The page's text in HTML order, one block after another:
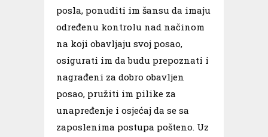
posla, ponuditi im šansu da imaju
određenu kontrolu nad načinom
na koji obavljaju svoj posao,
osigurati im da budu prepoznati i
nagrađeni za dobro obavljen
posao, pružiti im pilike za
unapređenje i osjećaj da se sa
zaposlenima postupa pošteno. Uz